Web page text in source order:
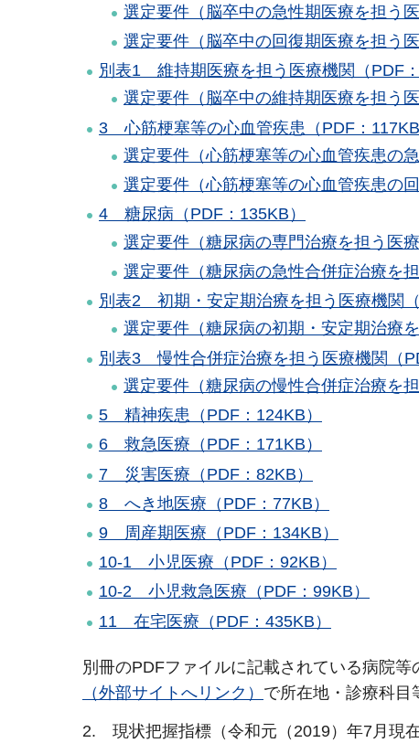
選定要件（脳卒中の急性期医療を担う
選定要件（脳卒中の回復期医療を担う
別表1 維持期医療を担う医療機関（PDF：
選定要件（脳卒中の維持期医療を担う
3 心筋梗塞等の心血管疾患（PDF：117KB
選定要件（心筋梗塞等の心血管疾患の
選定要件（心筋梗塞等の心血管疾患の
4 糖尿病（PDF：135KB）
選定要件（糖尿病の専門治療を担う医
選定要件（糖尿病の急性合併症治療を
別表2 初期・安定期治療を担う医療機関（
選定要件（糖尿病の初期・安定期治療
別表3 慢性合併症治療を担う医療機関（
選定要件（糖尿病の慢性合併症治療を
5 精神疾患（PDF：124KB）
6 救急医療（PDF：171KB）
7 災害医療（PDF：82KB）
8 へき地医療（PDF：77KB）
9 周産期医療（PDF：134KB）
10-1 小児医療（PDF：92KB）
10-2 小児救急医療（PDF：99KB）
11 在宅医療（PDF：435KB）
別冊のPDFファイルに記載されている病院等
（外部サイトへリンク） で所在地・診療科目
2. 現状把握指標（令和元（2019）年7月現在